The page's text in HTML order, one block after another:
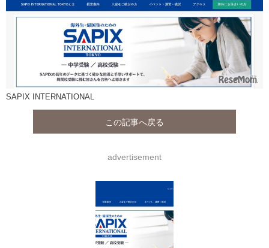
SAPIX INTERNATIONAL
この記事へ戻る
advertisement